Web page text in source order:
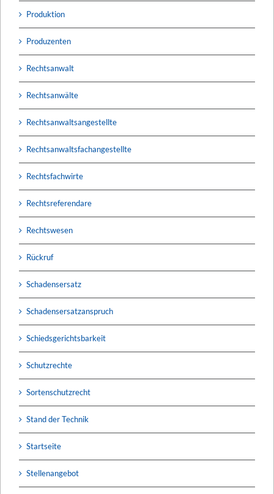
Produktion
Produzenten
Rechtsanwalt
Rechtsanwälte
Rechtsanwaltsangestellte
Rechtsanwaltsfachangestellte
Rechtsfachwirte
Rechtsreferendare
Rechtswesen
Rückruf
Schadensersatz
Schadensersatzanspruch
Schiedsgerichtsbarkeit
Schutzrechte
Sortenschutzrecht
Stand der Technik
Startseite
Stellenangebot